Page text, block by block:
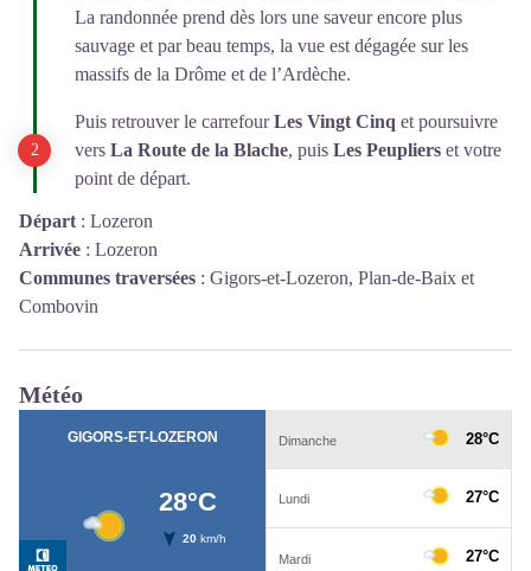
La randonnée prend dès lors une saveur encore plus
sauvage et par beau temps, la vue est dégagée sur les
massifs de la Drôme et de l’Ardèche.
Puis retrouver le carrefourLes Vingt Cinq et poursuivre
vers La Route de la Blache, puis Les Peupliers et votre
point de départ.
Départ : Lozeron
Arrivée : Lozeron
Communes traversées : Gigors-et-Lozeron, Plan-de-Baix et
Combovin
Météo